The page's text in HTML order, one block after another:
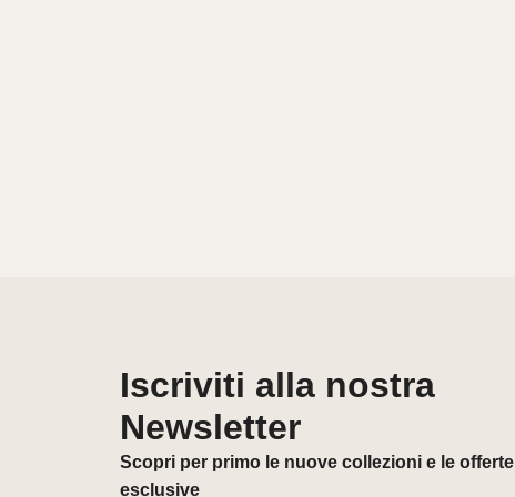
Iscriviti alla nostra
Newsletter
Scopri per primo le nuove collezioni e le offerte
esclusive